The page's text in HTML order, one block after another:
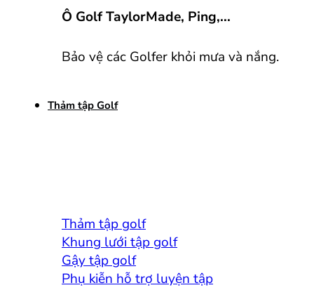
Ô Golf TaylorMade, Ping,...
Bảo vệ các Golfer khỏi mưa và nắng.
Thảm tập Golf
Thảm tập golf
Khung lưới tập golf
Gậy tập golf
Phụ kiễn hỗ trợ luyện tập